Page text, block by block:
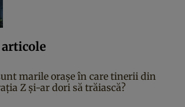
marile orașe în care tinerii din
Z și-ar dori să trăiască?